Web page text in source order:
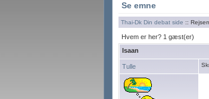
Se emne
Thai-Dk Din debat side ::
Hvem er her? 1 gæst(er)
Isaan
Tulle